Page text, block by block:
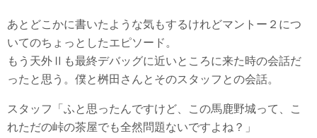
あとどこかに書いたような気もするけれどマントー２につ
いてのちょっとしたエピソード。
もう天外Ⅱも最終デバッグに近いところに来た時の会話だ
ったと思う。僕と桝田さんとそのスタッフとの会話。
スタッフ「ふと思ったんですけど、この馬鹿野城って、こ
れただの峠の茶屋でも全然問題ないですよね？」